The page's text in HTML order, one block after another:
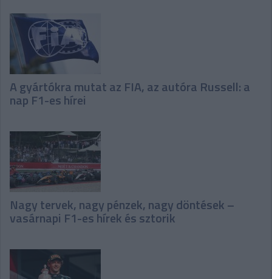
A gyártókra mutat az FIA, az autóra Russell: a
nap F1-es hírei
Nagy tervek, nagy pénzek, nagy döntések –
vasárnapi F1-es hírek és sztorik